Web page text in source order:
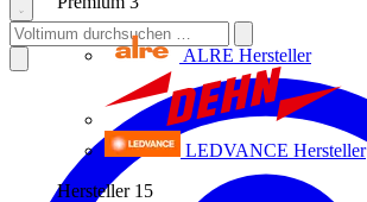
ALRE Hersteller
LEDVANCE Hersteller
Hersteller 15